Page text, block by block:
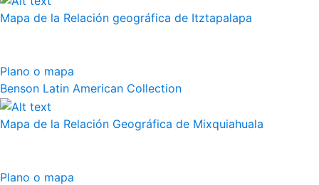
Mapa de la Relación geográfica de Itztapalapa
Plano o mapa
Benson Latin American Collection
Mapa de la Relación Geográfica de Mixquiahuala
Plano o mapa